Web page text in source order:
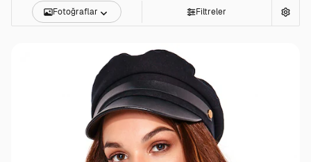
Fotoğraflar Filtreler